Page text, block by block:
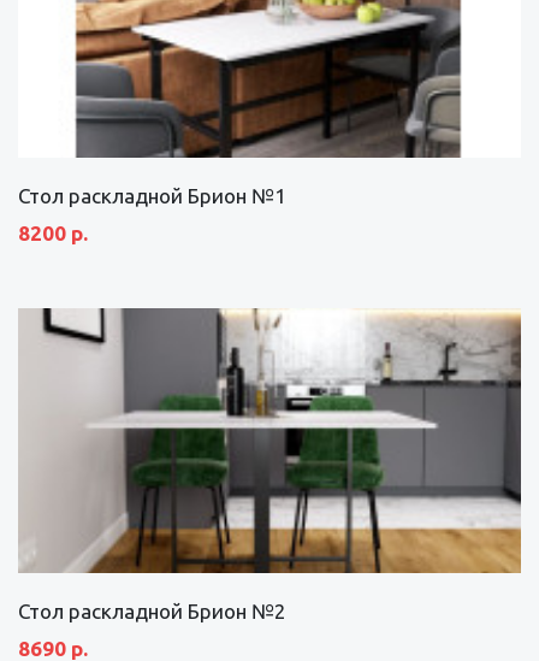
Стол раскладной Брион №1
8200 р.
Стол раскладной Брион №2
8690 р.